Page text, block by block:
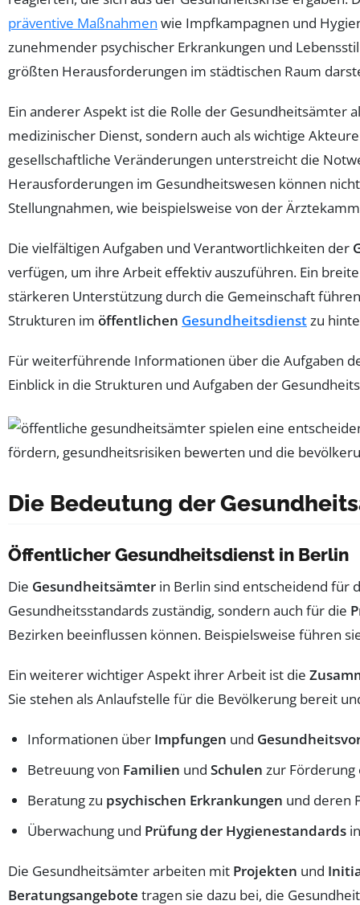
präventive Maßnahmen wie Impfkampagnen und
zunehmender psychischer Erkrankungen und
größten Herausforderungen im städtischen Raum
Ein anderer Aspekt ist die Rolle der Gesundheitsämter
medizinischer Dienst, sondern auch als wichtige
gesellschaftliche Veränderungen unterstreicht die
Herausforderungen im Gesundheitswesen können
Stellungnahmen, wie beispielsweise von der
Die vielfältigen Aufgaben und Verantwortlichkeiten der
verfügen, um ihre Arbeit effektiv auszuführen. Ein
stärkeren Unterstützung durch die Gemeinschaft
Strukturen im öffentlichen Gesundheitsdienstzu
Für weiterführende Informationen über die Aufgaben
Einblick in die Strukturen und Aufgaben der
Die Bedeutung der
Öffentlicher Gesundheitsdienst in Berlin
Die Gesundheitsämter in Berlin sind entscheidend für
Gesundheitsstandards zuständig, sondern auch für die
Bezirken beeinflussen können. Beispielsweise führen
Ein weiterer wichtiger Aspekt ihrer Arbeit ist die
Sie stehen als Anlaufstelle für die Bevölkerung bereit
Informationen über Impfungen und
Betreuung von Familien und Schulen zur Förderung
Beratung zu psychischen Erkrankungen und deren
Überwachung und Prüfung der Hygienestandards
Die Gesundheitsämter arbeiten mit Projekten und
Beratungsangebote tragen sie dazu bei, die